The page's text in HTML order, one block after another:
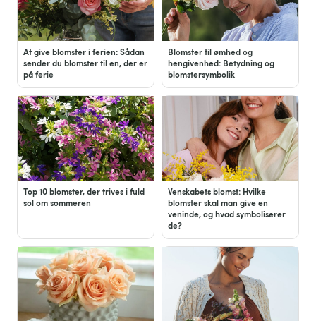
At give blomster i ferien: Sådan
sender du blomster til en, der er
på ferie
Blomster til ømhed og
hengivenhed: Betydning og
blomstersymbolik
Top 10 blomster, der trives i fuld
sol om sommeren
Venskabets blomst: Hvilke
blomster skal man give en
veninde, og hvad symboliserer
de?